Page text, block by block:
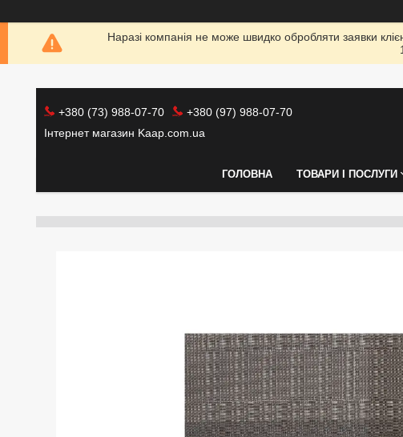
Наразі компанія не може швидко обробляти заявки
+380 (73) 988-07-70
+380 (97) 988-07-70
Інтернет магазин Kaap.com.ua
ГОЛОВНА ТОВАРИ І ПОСЛУГИ